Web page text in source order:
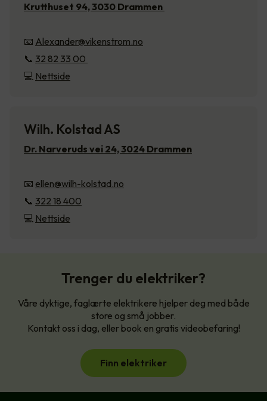
Krutthuset 94, 3030 Drammen
📧 Alexander@vikenstrom.no
📞 32 82 33 00
💻 Nettside
Wilh. Kolstad AS
Dr. Narveruds vei 24, 3024 Drammen
📧 ellen@wilh-kolstad.no
📞 322 18 400
💻 Nettside
Trenger du elektriker?
Våre dyktige, faglærte elektrikere hjelper deg med både
store og små jobber.
Kontakt oss i dag, eller book en gratis videobefaring!
Finn elektriker